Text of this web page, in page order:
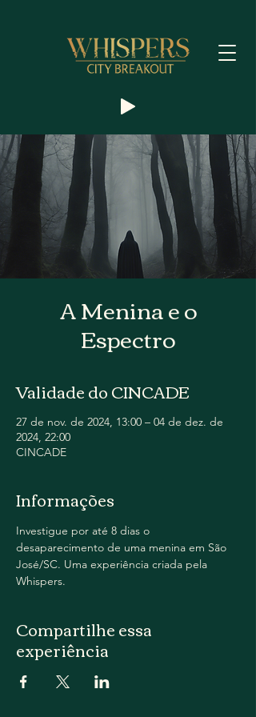
A Menina e o
Espectro
Validade do CINCADE
27 de nov. de 2024, 13:00 – 04 de dez. de
2024, 22:00
CINCADE
Informações
Investigue por até 8 dias o
desaparecimento de uma menina em São
José/SC. Uma experiência criada pela
Whispers.
Compartilhe essa
experiência